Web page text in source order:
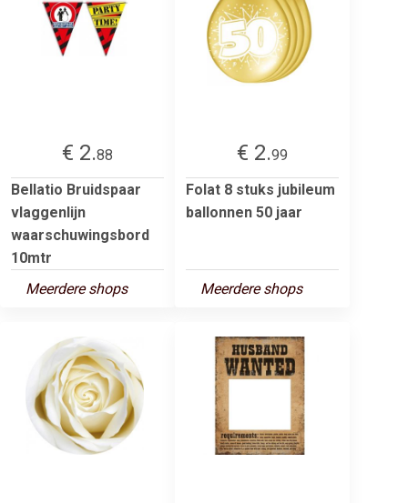
€ 2.88
Bellatio Bruidspaar
vlaggenlijn
waarschuwingsbord
10mtr
Meerdere shops
€ 2.99
Folat 8 stuks jubileum
ballonnen 50 jaar
Meerdere shops